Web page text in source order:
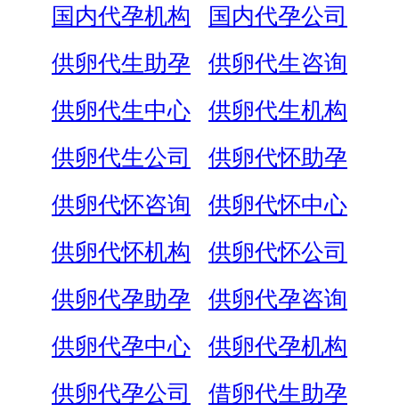
国内代孕机构
国内代孕公司
供卵代生助孕
供卵代生咨询
供卵代生中心
供卵代生机构
供卵代生公司
供卵代怀助孕
供卵代怀咨询
供卵代怀中心
供卵代怀机构
供卵代怀公司
供卵代孕助孕
供卵代孕咨询
供卵代孕中心
供卵代孕机构
供卵代孕公司
借卵代生助孕